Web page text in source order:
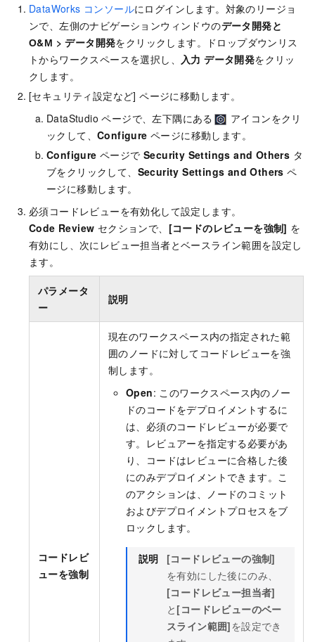
DataWorks コンソールにログインします。対象のリージョ
ンで、左側のナビゲーションウィンドウのデータ開発と
О&М >データ開発をクリックします。ドロップダウンリス
トからワークスペースを選択し、
入力 データ開発をクリッ
クします。
[セキュリティ設定など] ページに移動します。
DataStudio ページで、左下隅にある
アイコンをクリ
ックして、 Configure ページに移動します。
Configure ページでSecurity Settings and Others タ
ブをクリックして、 Security Settings and Others ペ
ージに移動します。
必須コードレビューを有効化して設定します。
Code Review セクションで、 [コードのレビューを強制] を
有効にし、次にレビュー担当者とベースライン範囲を設定し
ます。
パラメータ
ー
説明
コードレビ
ューを強制
現在のワークスペース内の指定された範
囲のノードに対してコードレビューを強
制します。
Open: このワークスペース内のノー
ドのコードをデプロイメントするに
は、必須のコードレビューが必要で
す。レビュアーを指定する必要があ
り、コードはレビューに合格した後
にのみデプロイメントできます。こ
のアクションは、ノードのコミット
およびデプロイメントプロセスをブ
ロックします。
説明
[コードレビューの強制]
を有効にした後にのみ、
[コードレビュー担当者]
と [コードレビューのベー
スライン範囲]を設定でき